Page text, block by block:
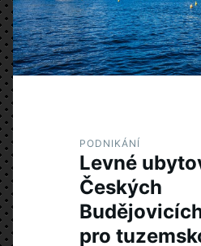
PODNIKÁNÍ
Levné
Českých
pro